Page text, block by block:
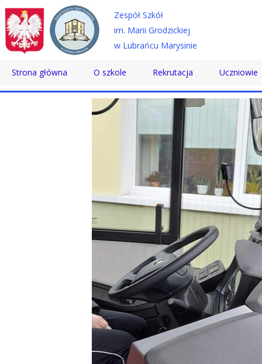
Strona główna O szkole
Historia
Pracownicy
Absolwenci
Podziękowania
Programy
Porozumienia
Rekrutacja
Technikum
Szkoła Branżowa
Szkoła Policealna
Uczniowie
Samorząd
Wolontariat
Doradztwo
Pomoc
Biblioteka
Konkursy
Zespół Szkół
im. Marii Grodzickiej
w Lubrańcu Marysinie